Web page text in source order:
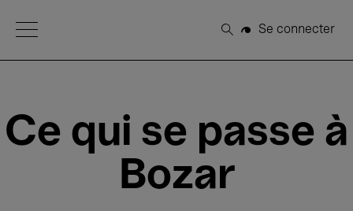
Open Menu
Rechercher
Se connecter
Ce qui se passe à
Bozar